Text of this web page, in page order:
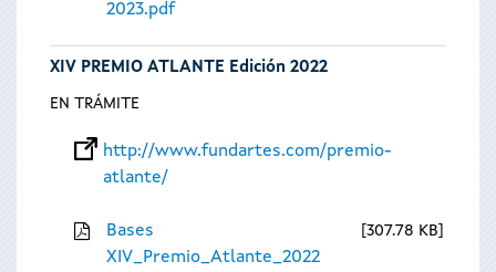
2023.pdf
XIV PREMIO ATLANTE Edición 2022
EN TRÁMITE
http://www.fundartes.com/premio-
atlante/
Bases
XIV_Premio_Atlante_2022
307.78 KB